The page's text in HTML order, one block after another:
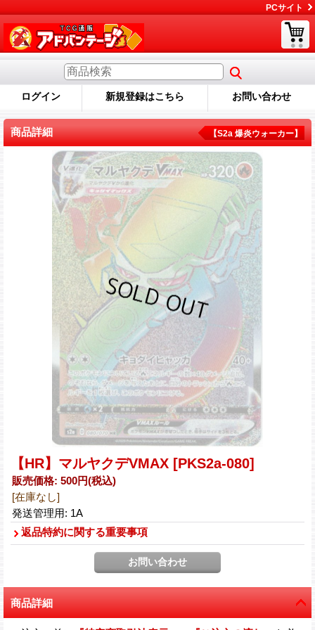
PCサイト
ログイン 新規登録はこちら お問い合わせ
商品詳細 【S2a 爆炎ウォーカー】
【HR】マルヤクデVMAX [PKS2a-080]
販売価格: 500円(税込)
[在庫なし]
発送管理用: 1A
返品特約に関する重要事項
商品詳細